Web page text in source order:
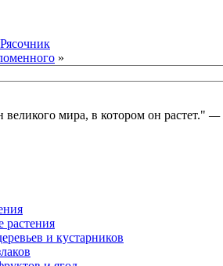
»
мира, в котором он растет.
—
растения
и кустарников